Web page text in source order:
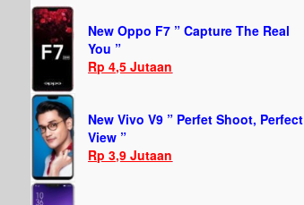
New Oppo F7 ” Capture The Real
You ”
Rp 4,5 Jutaan
New Vivo V9 ” Perfet Shoot, Perfect
View ”
Rp 3,9 Jutaan